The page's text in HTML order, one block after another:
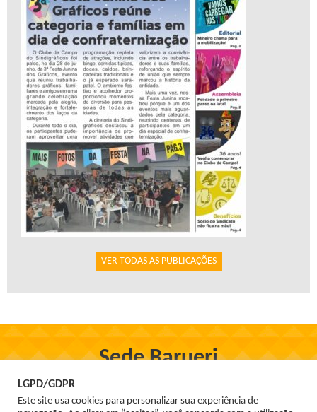
VER TODAS AS PUBLICAÇÕES
Sede Barueri
Rua Firmo de Oliveira, 97, Centro - Barueri
Tel. 3699-1555
LGPD/GDPR
Este site usa cookies para personalizar sua experiência de